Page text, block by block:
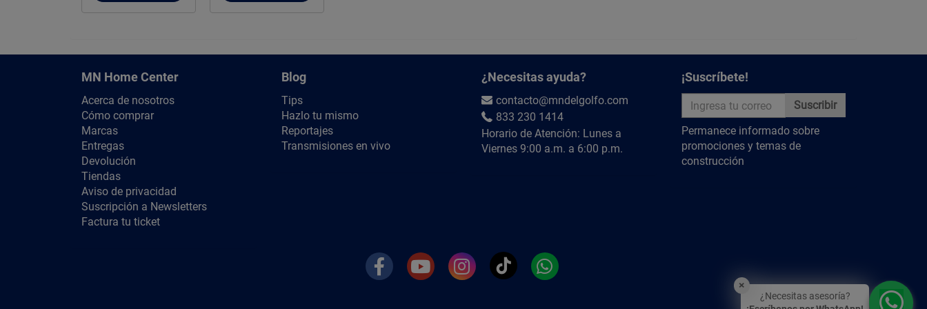
MN Home Center
Acerca de nosotros
Cómo comprar
Marcas
Entregas
Devolución
Tiendas
Aviso de privacidad
Suscripción a Newsletters
Factura tu ticket
Blog
Tips
Hazlo tu mismo
Reportajes
Transmisiones en vivo
¿Necesitas ayuda?
contacto@mndelgolfo.com
833 230 1414
Horario de Atención: Lunes a
Viernes 9:00 a.m. a 6:00 p.m.
¡Suscríbete!
Suscribir
Permanece informado sobre
promociones y temas de
construcción
×
¿Necesitas asesoría?